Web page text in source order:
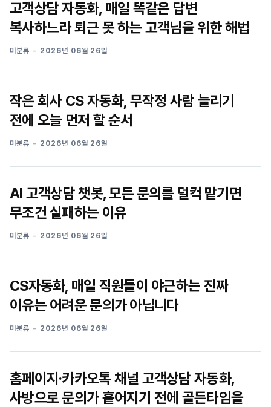
고객상담 자동화, 매일 똑같은 답변
복사하느라 퇴근 못 하는 고객님을 위한 해법
미분류 2026년 06월 26일
작은 회사 CS 자동화, 무작정 사람 늘리기
전에 오늘 먼저 할 순서
미분류 2026년 06월 26일
AI 고객상담 챗봇, 모든 문의를 덜컥 맡기면
무조건 실패하는 이유
미분류 2026년 06월 26일
CS자동화, 매일 직원들이 야근하는 진짜
이유는 어려운 문의가 아닙니다
미분류 2026년 06월 26일
홈페이지·카카오톡 채널 고객상담 자동화,
사방으로 문의가 흩어지기 전에 골든타임을